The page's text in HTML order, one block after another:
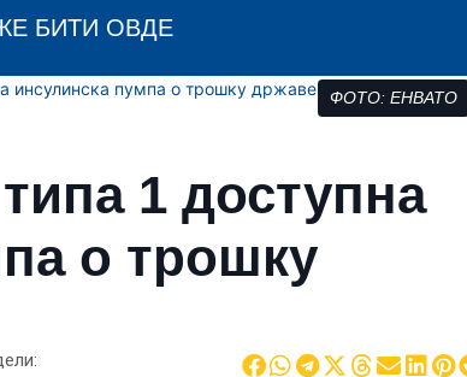
БИТИ ОВДЕ
инсулинска пумпа о трошку државе ФОТО: ЕНВАТО
1 доступна
о трошку